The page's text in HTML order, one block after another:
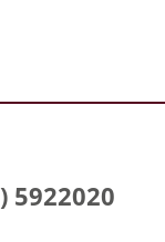
5922020